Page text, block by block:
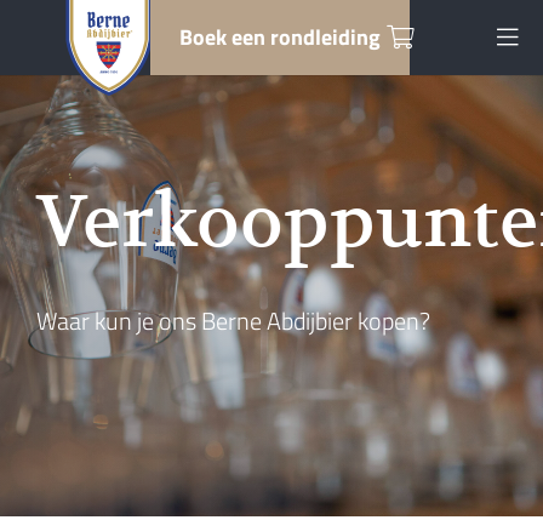
Boek een rondleiding
Waar kun je ons Berne Abdijbier kopen?